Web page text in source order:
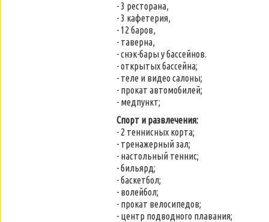
- 3 ресторана,
- 3 кафетерия,
- 12 баров,
- таверна,
- снэк-бары у бассейнов.
- открытых бассейна;
- теле и видео салоны;
- прокат автомобилей;
- медпункт;
Спорт и развлечения:
- 2 теннисных корта;
- тренажерный зал;
- настольный теннис;
- бильярд;
- баскетбол;
- волейбол;
- прокат велосипедов;
- центр подводного плавания;